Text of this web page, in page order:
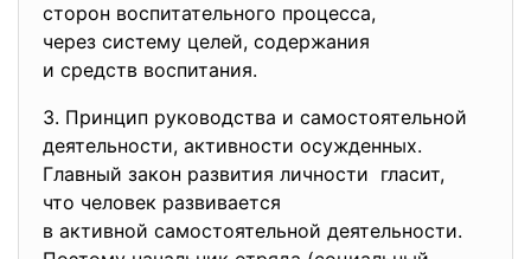
сторон воспитательного процесса,
через систему целей, содержания
и средств воспитания.
3. Принцип руководства и самостоятельной
деятельности, активности осужденных.
Главный закон развития личности гласит,
что человек развивается
в активной самостоятельной деятельности.